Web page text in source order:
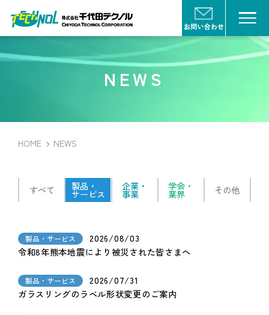
NEWS
HOME NEWS
すべて 製品・
サービス
企業・
事業
学会・
業界 その他
製品・サービス
2026/08/03
令和8年熊本地震により被災された皆さまへ
製品・サービス
2026/07/31
ガラスリングのラベル形状変更のご案内